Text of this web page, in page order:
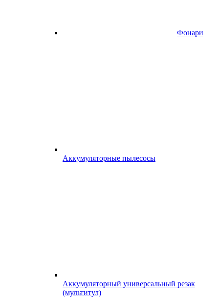
Фонари
Аккумуляторные пылесосы
Аккумуляторный универсальный резак
(мультитул)